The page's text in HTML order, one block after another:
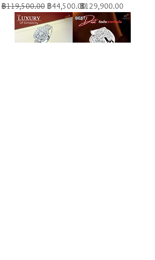
ราคาปกติ
฿119,500.00 ราคาขายลด
฿44,500.00ราคา
฿129,900.00